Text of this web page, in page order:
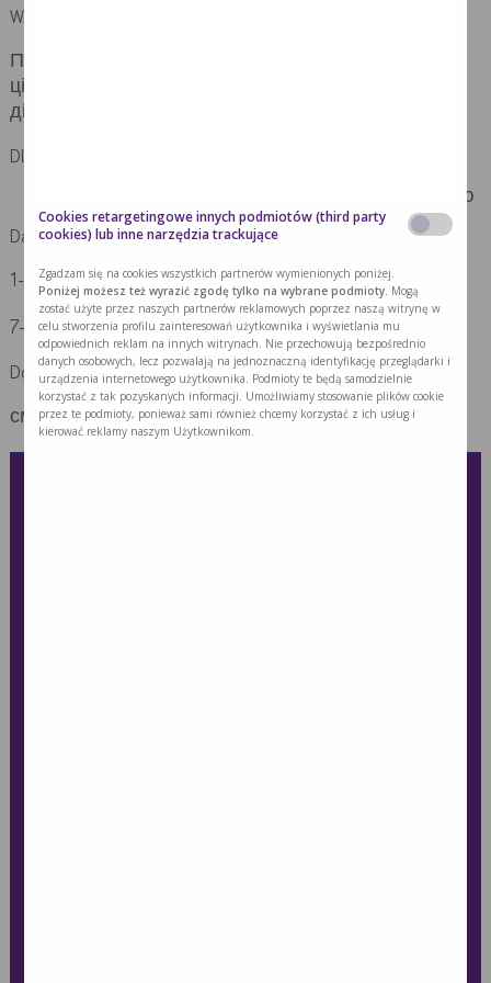
Wskazania | показання
Продукт харчування для спеціальних медичних
цілей, пов’язаних із захворюванням на цукровий
діабет та пацієнтів з гіперглікемією.
Dla kogo | Для кого
Пацієнти з цукровим діабетом і гіперглікемією
Dawkowanie | Дозування
1-3 пляшечки в день як дієтична добавка
7-10 пляшечок на день якщо це єдине джерело їжі
Dostępne smaki | Доступні смаки
смаки: полуниця, ваніль
Cookies retargetingowe innych podmiotów (third party
cookies) lub inne narzędzia trackujące
Zgadzam się na cookies wszystkich partnerów wymienionych poniżej.
Poniżej możesz też wyrazić zgodę tylko na wybrane podmioty. Mogą
zostać użyte przez naszych partnerów reklamowych poprzez naszą witrynę w
celu stworzenia profilu zainteresowań użytkownika i wyświetlania mu
odpowiednich reklam na innych witrynach. Nie przechowują bezpośrednio
danych osobowych, lecz pozwalają na jednoznaczną identyfikację przeglądarki i
urządzenia internetowego użytkownika. Podmioty te będą samodzielnie
korzystać z tak pozyskanych informacji. Umożliwiamy stosowanie plików cookie
przez te podmioty, ponieważ sami również chcemy korzystać z ich usług i
kierować reklamy naszym Użytkownikom.